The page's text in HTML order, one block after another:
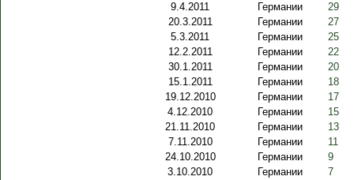
9.4.2011
Германии
29
20.3.2011
Германии
27
5.3.2011
Германии
25
12.2.2011
Германии
22
30.1.2011
Германии
20
15.1.2011
Германии
18
19.12.2010
Германии
17
4.12.2010
Германии
15
21.11.2010
Германии
13
7.11.2010
Германии
11
24.10.2010
Германии
9
3.10.2010
Германии
7